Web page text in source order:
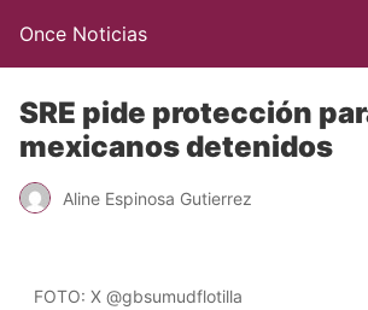
Once Noticias
SRE pide protección
mexicanos detenidos
Aline Espinosa Gutierrez
FOTO: X @gbsumudflotilla